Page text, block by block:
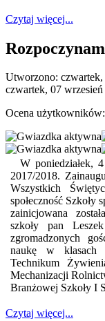
Czytaj więcej...
Utworzono:
czwartek, 07
Ocena użytkowników:
W poniedziałek,
2017/2018.
Wszystkich
społeczność Szkoły
zainicjowana
szkoły pan
zgromadzonych
naukę w klasach
Technikum
Mechanizacji
Branżowej Szkoły I
Czytaj więcej...